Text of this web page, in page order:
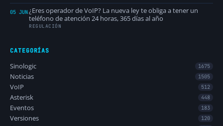
05 JUN¿Eres operador de VoIP? La nueva ley te obliga a tener un
teléfono de atención 24 horas, 365 días al año
REGULACIÓN
CATEGORÍAS
Sinologic 1675
Noticias 1505
VoIP 512
Asterisk 448
Eventos 183
Versiones 120